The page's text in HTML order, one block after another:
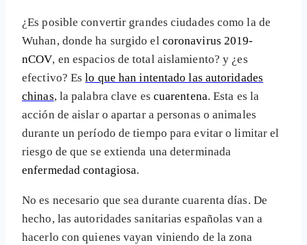
¿Es posible convertir grandes ciudades como la de
Wuhan, donde ha surgido el coronavirus 2019-
nCOV, en espacios de total aislamiento? y ¿es
efectivo? Eslo que han intentado las autoridades
chinas, la palabra clave es cuarentena. Esta es la
acción de aislar o apartar a personas o animales
durante un período de tiempo para evitar o limitar el
riesgo de que se extienda una determinada
enfermedad contagiosa.
No es necesario que sea durante cuarenta días. De
hecho, las autoridades sanitarias españolas van a
hacerlo con quienes vayan viniendo de la zona